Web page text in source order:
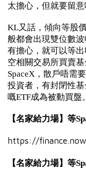
太擔心，但就要留
KL又話，傾向等股
般都會出現雙位數
有擔心，就可以等
空相關交易所買賣
SpaceX，散戶唔需
投資者，有封閉性基
嘅ETF成為被動買盤。
【名家給力場】等
https://
【名家給力場】等